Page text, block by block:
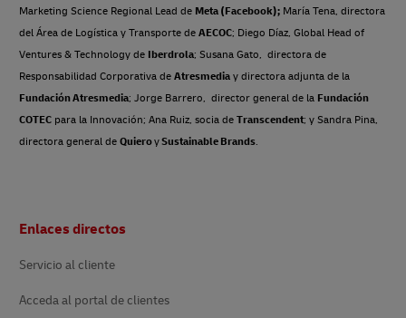
Marketing Science Regional Lead de Meta (Facebook); María Tena, directora
del Área de Logística y Transporte de AECOC; Diego Díaz, Global Head of
Ventures & Technology de Iberdrola; Susana Gato, directora de
Responsabilidad Corporativa de Atresmedia y directora adjunta de la
Fundación Atresmedia; Jorge Barrero, director general de la Fundación
COTEC para la Innovación; Ana Ruiz, socia de Transcendent; y Sandra Pina,
directora general de QuieroySustainable Brands.
de
Enlaces directos
Servicio al cliente
Acceda al portal de clientes